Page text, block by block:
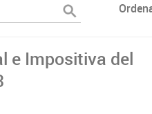
e Impositiva del